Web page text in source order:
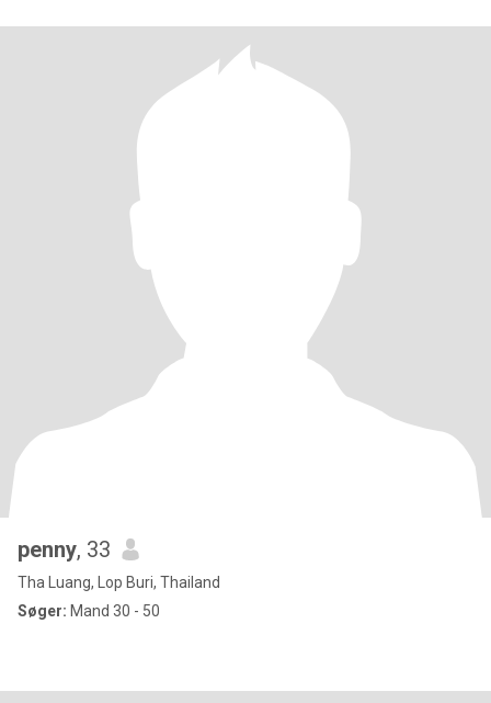
penny, 33
Tha Luang, Lop Buri, Thailand
Søger: Mand 30 - 50